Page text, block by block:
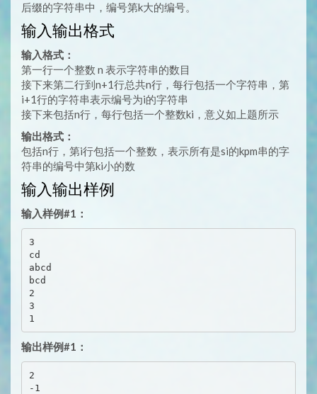
后缀的字符串中，编号第k大的编号。
输入输出格式
输入格式：
第一行一个整数 n 表示字符串的数目
接下来第二行到n+1行总共n行，每行包括一个字符串，第
i+1行的字符串表示编号为i的字符串
接下来包括n行，每行包括一个整数ki，意义如上题所示
输出格式：
包括n行，第i行包括一个整数，表示所有是si的kpm串的字
符串的编号中第ki小的数
输入输出样例
输入样例#1：
3
cd
abcd
bcd
2
3
输出样例#1：
2
-1